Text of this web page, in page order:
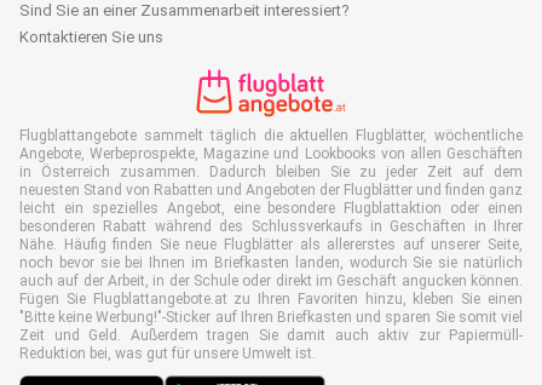
Sind Sie an einer Zusammenarbeit interessiert?
Kontaktieren Sie uns
Flugblattangebote sammelt täglich die aktuellen Flugblätter, wöchentliche
Angebote, Werbeprospekte, Magazine und Lookbooks von allen Geschäften
in Österreich zusammen. Dadurch bleiben Sie zu jeder Zeit auf dem
neuesten Stand von Rabatten und Angeboten der Flugblätter und finden ganz
leicht ein spezielles Angebot, eine besondere Flugblattaktion oder einen
besonderen Rabatt während des Schlussverkaufs in Geschäften in Ihrer
Nähe. Häufig finden Sie neue Flugblätter als allererstes auf unserer Seite,
noch bevor sie bei Ihnen im Briefkasten landen, wodurch Sie sie natürlich
auch auf der Arbeit, in der Schule oder direkt im Geschäft angucken können.
Fügen Sie Flugblattangebote.at zu Ihren Favoriten hinzu, kleben Sie einen
"Bitte keine Werbung!"-Sticker auf Ihren Briefkasten und sparen Sie somit viel
Zeit und Geld. Außerdem tragen Sie damit auch aktiv zur Papiermüll-
Reduktion bei, was gut für unsere Umwelt ist.